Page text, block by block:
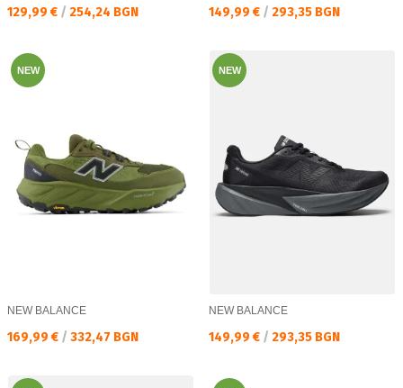
Текуща цена:
129,99 € / 254,24 BGN Текуща цена:
149,99 € / 293,35 BGN
NEW
NEW BALANCE
Текуща цена:
169,99 € / 332,47 BGN
NEW
NEW BALANCE
Текуща цена:
149,99 € / 293,35 BGN